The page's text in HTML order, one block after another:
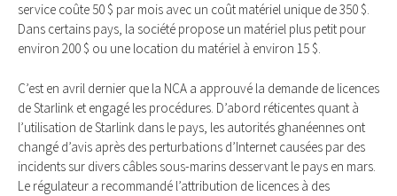
service coûte 50 $ par mois avec un coût matériel unique de 350 $.
Dans certains pays, la société propose un matériel plus petit pour
environ 200 $ ou une location du matériel à environ 15 $.
C’est en avril dernier que la NCA a approuvé la demande de licences
de Starlink et engagé les procédures. D’abord réticentes quant à
l’utilisation de Starlink dans le pays, les autorités ghanéennes ont
changé d’avis après des perturbations d’Internet causées par des
incidents sur divers câbles sous-marins desservant le pays en mars.
Le régulateur a recommandé l’attribution de licences à des